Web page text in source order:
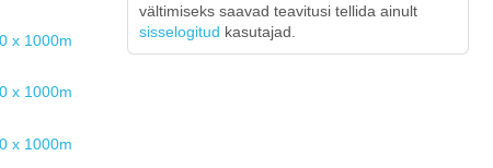
vältimiseks saavad teavitusi tellida ainult
sisselogitud kasutajad.